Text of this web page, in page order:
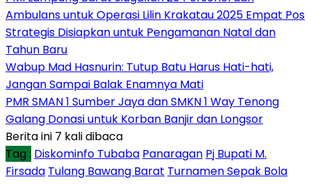
Ambulans untuk Operasi Lilin Krakatau 2025 Empat Pos
Strategis Disiapkan untuk Pengamanan Natal dan
Tahun Baru
Wabup Mad Hasnurin: Tutup Batu Harus Hati-hati,
Jangan Sampai Balak Enamnya Mati
PMR SMAN 1 Sumber Jaya dan SMKN 1 Way Tenong
Galang Donasi untuk Korban Banjir dan Longsor
Berita ini 7 kali dibaca
Tag : Diskominfo Tubaba Panaragan Pj Bupati M.
Firsada Tulang Bawang Barat Turnamen Sepak Bola